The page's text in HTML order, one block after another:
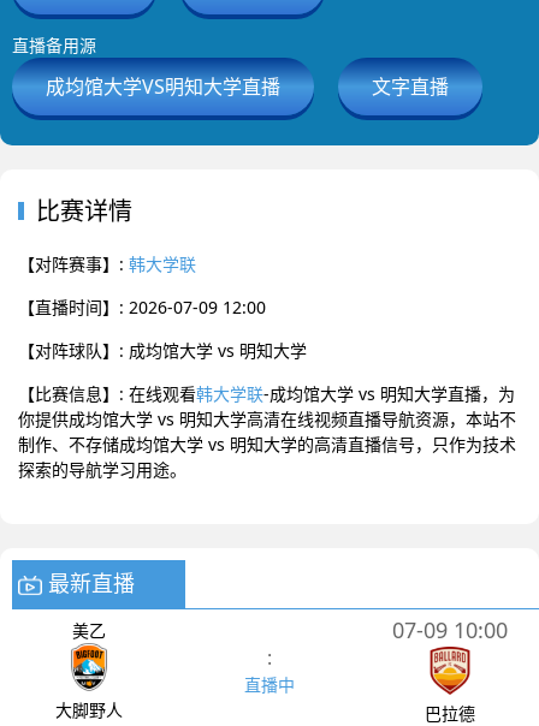
直播备用源
成均馆大学VS明知大学直播 文字直播
比赛详情
【对阵赛事】: 韩大学联
【直播时间】: 2026-07-09 12:00
【对阵球队】: 成均馆大学 vs 明知大学
【比赛信息】: 在线观看韩大学联-成均馆大学 vs 明知大学直播，为
你提供成均馆大学 vs 明知大学高清在线视频直播导航资源，本站不
制作、不存储成均馆大学 vs 明知大学的高清直播信号，只作为技术
探索的导航学习用途。
最新直播
美乙
大脚野人
:
直播中
07-09 10:00
巴拉德